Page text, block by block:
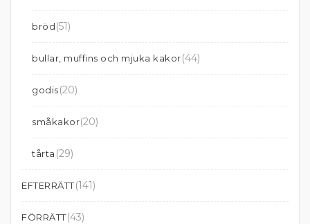
bröd(51)
bullar, muffins och mjuka kakor(44)
godis(20)
småkakor(20)
tårta (29)
EFTERRÄTT(141)
FÖRRÄTT(43)